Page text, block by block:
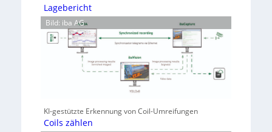
Lagebericht
Bild: iba AG
KI-gestützte Erkennung von Coil-Umreifungen
Coils zählen